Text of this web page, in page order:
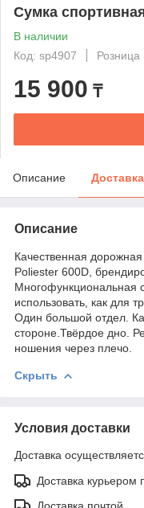
Сумка
В наличии
Код: sp4907
Розница
15 900 ₸
Описание Доставка
Описание
Качественная
Poliester 600D,
Многофункциональная
использовать, как для
Один большой отдел.
стороне.Твёрдое дно.
ношения через плечо.
Скрыть
Условия доставки
Доставка
Доставка курьером
Доставка почтой